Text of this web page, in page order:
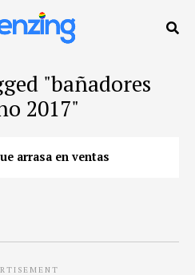
"bañadores
2017"
arrasa en ventas